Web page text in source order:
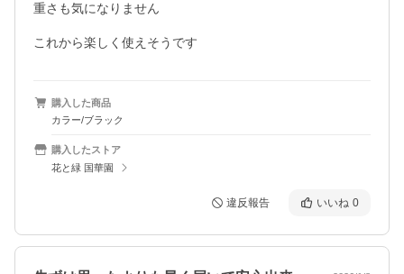
重さも気になりません
購入した商品
カラー/ブラック
購入したストア
花と緑 国華園
違反報告 いいね 0